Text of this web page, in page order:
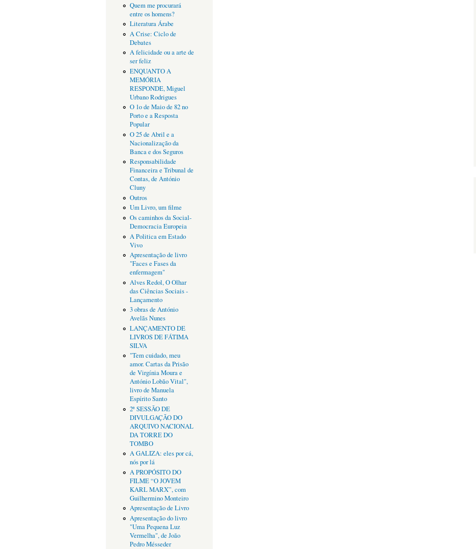
Quem me procurará
entre os homens?
Literatura Árabe
A Crise: Ciclo de
Debates
A felicidade ou a arte de
ser feliz
ENQUANTO A
MEMÓRIA
RESPONDE, Miguel
Urbano Rodrigues
O 1o de Maio de 82 no
Porto e a Resposta
Popular
O 25 de Abril e a
Nacionalização da
Banca e dos Seguros
Responsabilidade
Financeira e Tribunal de
Contas, de António
Cluny
Outros
Um Livro, um filme
Os caminhos da Social-
Democracia Europeia
A Politica em Estado
Vivo
Apresentação de livro
"Faces e Fases da
enfermagem"
Alves Redol, O Olhar
das Ciências Sociais -
Lançamento
3 obras de António
Avelãs Nunes
LANÇAMENTO DE
LIVROS DE FÁTIMA
SILVA
"Tem cuidado, meu
amor. Cartas da Prisão
de Virgínia Moura e
António Lobão Vital",
livro de Manuela
Espírito Santo
2ª SESSÃO DE
DIVULGAÇÃO DO
ARQUIVO NACIONAL
DA TORRE DO
TOMBO
A GALIZA: eles por cá,
nós por lá
A PROPÓSITO DO
FILME “O JOVEM
KARL MARX”, com
Guilhermino Monteiro
Apresentação de Livro
Apresentação do livro
"Uma Pequena Luz
Vermelha", de João
Pedro Mésseder